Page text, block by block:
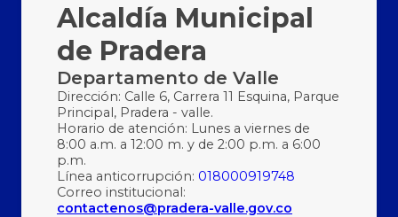
Alcaldía Municipal
de Pradera
Departamento de Valle
Dirección: Calle 6, Carrera 11 Esquina, Parque
Principal, Pradera - valle.
Horario de atención: Lunes a viernes de
8:00 a.m. a 12:00 m. y de 2:00 p.m. a 6:00
p.m.
Línea anticorrupción: 018000919748
Correo institucional:
contactenos@pradera-valle.gov.co